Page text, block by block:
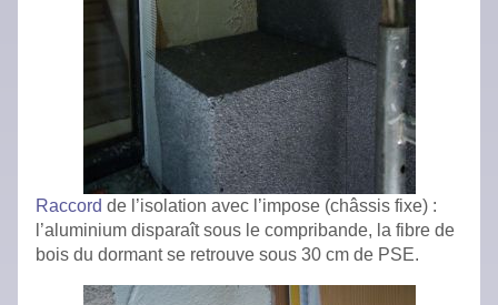
Raccord de l’isolation avec l’impose (châssis fixe) :
l’aluminium disparaît sous le compribande, la fibre de
bois du dormant se retrouve sous 30 cm de PSE.